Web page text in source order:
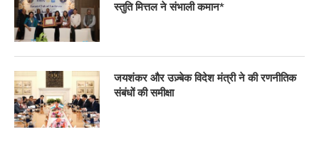
स्तुति मित्तल ने संभाली कमान*
जयशंकर और उज़्बेक विदेश मंत्री ने की रणनीतिक
संबंधों की समीक्षा